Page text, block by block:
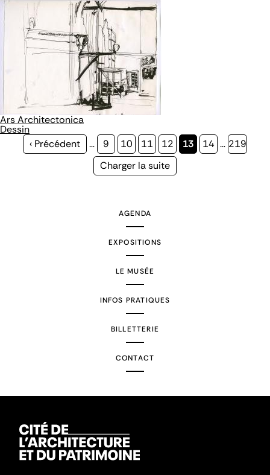
Ars Architectonica
Dessin
Page
‹ Précédent … Page
9 Page
10 Page
11 Page
12
Page
13 Page
14 … Page
219
Page
Charger la suite
AGENDA
EXPOSITIONS
LE MUSÉE
INFOS PRATIQUES
BILLETTERIE
CONTACT